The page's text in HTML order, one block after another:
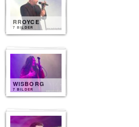
RROYCE
7 BILDER
WISBORG
7 BILDER